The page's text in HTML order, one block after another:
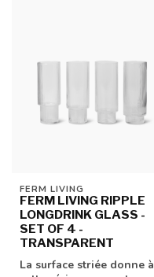
FERM LIVING
FERM LIVING RIPPLE
LONGDRINK GLASS -
SET OF 4 -
TRANSPARENT
La surface striée donne à